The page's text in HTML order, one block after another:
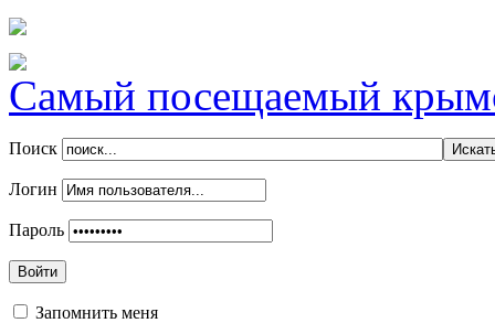
Самый посещаемый
Поиск
Логин
Пароль
Войти
Запомнить меня